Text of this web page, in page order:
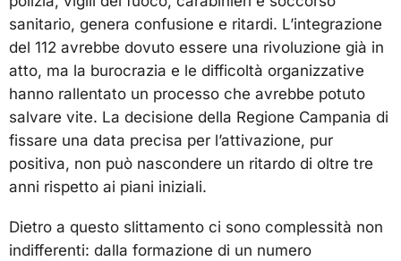
sanitario, genera confusione e ritardi. L’integrazione
del 112 avrebbe dovuto essere una rivoluzione già in
atto, ma la burocrazia e le difficoltà organizzative
hanno rallentato un processo che avrebbe potuto
salvare vite. La decisione della Regione Campania di
fissare una data precisa per l’attivazione, pur
positiva, non può nascondere un ritardo di oltre tre
anni rispetto ai piani iniziali.
Dietro a questo slittamento ci sono complessità non
indifferenti: dalla formazione di un numero